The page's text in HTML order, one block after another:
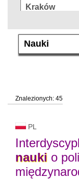
grupa kierunków
typ uczelni
status uczelni
Znalezionych: 45
PL
nauki o